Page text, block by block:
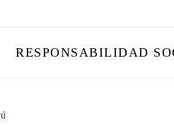
RESPONSABILIDAD